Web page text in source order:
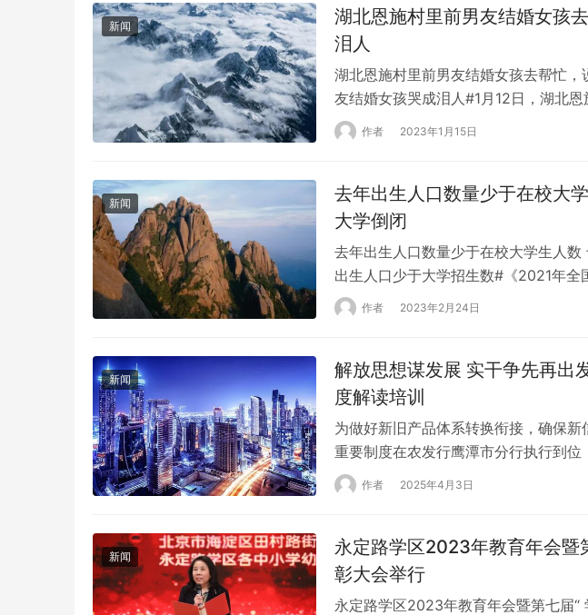
新闻
湖北恩施村里前男友结婚女孩
泪人
湖北恩施村里前男友结婚女孩去帮忙
友结婚女孩哭成泪人#1月12日，湖北
的，所以要去帮忙。就在大家都在饭
情绪瞬间崩溃，眼眶红红的，泪流满
地方有两个关…
作者 2023年1月15日
新闻
去年出生人口数量少于在校大
大学倒闭
去年出生人口数量少于在校大学生人
出生人口少于大学招生数#《2021年全
国本科招生444.6万人。高职本科招生
(含五年制高职专升本学生45.2万人)。
作者 2023年2月24日
新闻
解放思想谋发展 实干争先再
度解读培训
为做好新旧产品体系转换衔接，确保
重要制度在农发行鹰潭市分行执行到位
融履职水平。2月25日，该行以行务（
分行行领导、县级支行行长、副科级以
布的22个产品…
作者 2025年4月3日
新闻
永定路学区2023年教育年会暨
彰大会举行
永定路学区2023年教育年会暨第七届“